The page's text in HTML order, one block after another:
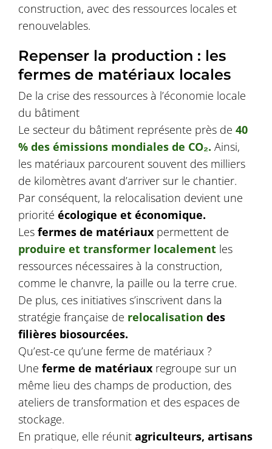
construction, avec des ressources locales et
renouvelables.
Repenser la production : les
fermes de matériaux locales
De la crise des ressources à l’économie locale
du bâtiment
Le secteur du bâtiment représente près de 40
% des émissions mondiales de CO₂. Ainsi,
les matériaux parcourent souvent des milliers
de kilomètres avant d’arriver sur le chantier.
Par conséquent, la relocalisation devient une
priorité écologique et économique.
Lesfermes de matériauxpermettent de
produire et transformer localementles
ressources nécessaires à la construction,
comme le chanvre, la paille ou la terre crue.
De plus, ces initiatives s’inscrivent dans la
stratégie française de relocalisation des
filières biosourcées.
Qu’est-ce qu’une ferme de matériaux ?
Une ferme de matériauxregroupe sur un
même lieu des champs de production, des
ateliers de transformation et des espaces de
stockage.
En pratique, elle réunitagriculteurs, artisans